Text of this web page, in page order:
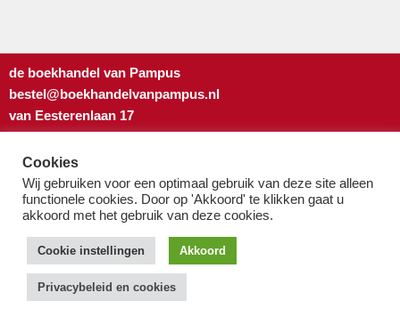
de boekhandel van Pampus
bestel@boekhandelvanpampus.nl
van Eesterenlaan 17
1019 JK Amsterdam
u appt ons 06 1544 8310
u belt ons 020 419 3023
Algemene Voorwaarden
Privacy-beleid & cookies
Cookies
Wij gebruiken voor een optimaal gebruik van deze site alleen
functionele cookies. Door op 'Akkoord' te klikken gaat u
akkoord met het gebruik van deze cookies.
Cookie instellingen Akkoord
Privacybeleid en cookies